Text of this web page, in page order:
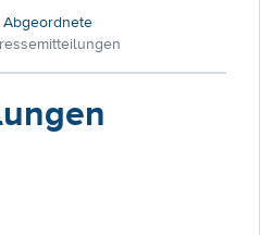
Abgeordnete